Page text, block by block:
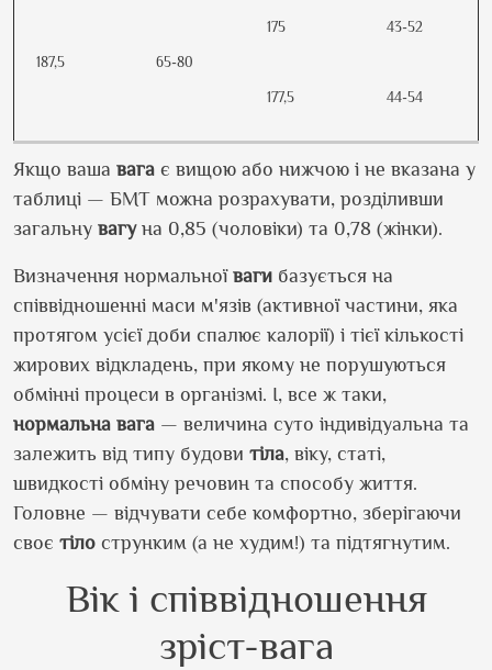
187,5 65-80
175 43-52
177,5 44-54
Якщо ваша вага є вищою або нижчою і не вказана у
таблиці — БМТ можна розрахувати, розділивши
загальну вагуна 0,85 (чоловіки) та 0,78 (жінки).
Визначення нормальної ваги базується на
співвідношенні маси м'язів (активної частини, яка
протягом усієї доби спалює калорії) і тієї кількості
жирових відкладень, при якому не порушуються
обмінні процеси в організмі. І, все ж таки,
нормальна вага — величина суто індивідуальна та
залежить від типу будови тіла, віку, статі,
швидкості обміну речовин та способу життя.
Головне — відчувати себе комфортно, зберігаючи
своє тіло струнким (а не худим!) та підтягнутим.
Вік і співвідношення
зріст-вага